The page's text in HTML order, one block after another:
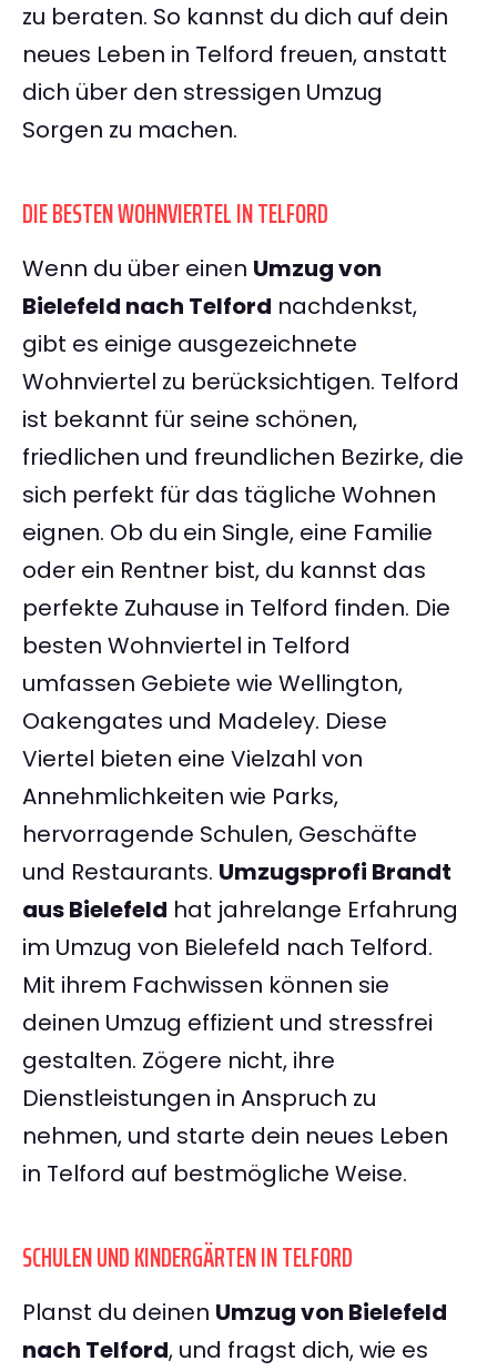
zu beraten. So kannst du dich auf dein
neues Leben in Telford freuen, anstatt
dich über den stressigen Umzug
Sorgen zu machen.
DIE BESTEN WOHNVIERTEL IN TELFORD
Wenn du über einen Umzug von
Bielefeld nach Telford nachdenkst,
gibt es einige ausgezeichnete
Wohnviertel zu berücksichtigen. Telford
ist bekannt für seine schönen,
friedlichen und freundlichen Bezirke, die
sich perfekt für das tägliche Wohnen
eignen. Ob du ein Single, eine Familie
oder ein Rentner bist, du kannst das
perfekte Zuhause in Telford finden. Die
besten Wohnviertel in Telford
umfassen Gebiete wie Wellington,
Oakengates und Madeley. Diese
Viertel bieten eine Vielzahl von
Annehmlichkeiten wie Parks,
hervorragende Schulen, Geschäfte
und Restaurants. Umzugsprofi Brandt
aus Bielefeld hat jahrelange Erfahrung
im Umzug von Bielefeld nach Telford.
Mit ihrem Fachwissen können sie
deinen Umzug effizient und stressfrei
gestalten. Zögere nicht, ihre
Dienstleistungen in Anspruch zu
nehmen, und starte dein neues Leben
in Telford auf bestmögliche Weise.
SCHULEN UND KINDERGÄRTEN IN TELFORD
Planst du deinen Umzug von Bielefeld
nach Telford, und fragst dich, wie es